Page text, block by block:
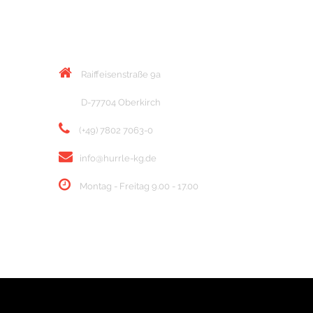
Raiffeisenstraße 9a
D-77704 Oberkirch
(+49) 7802 7063-0
info@hurrle-kg.de
Montag - Freitag 9.00 - 17.00